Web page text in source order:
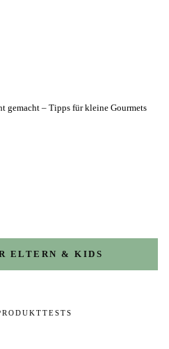
gemacht – Tipps für kleine Gourmets
ELTERN & KIDS